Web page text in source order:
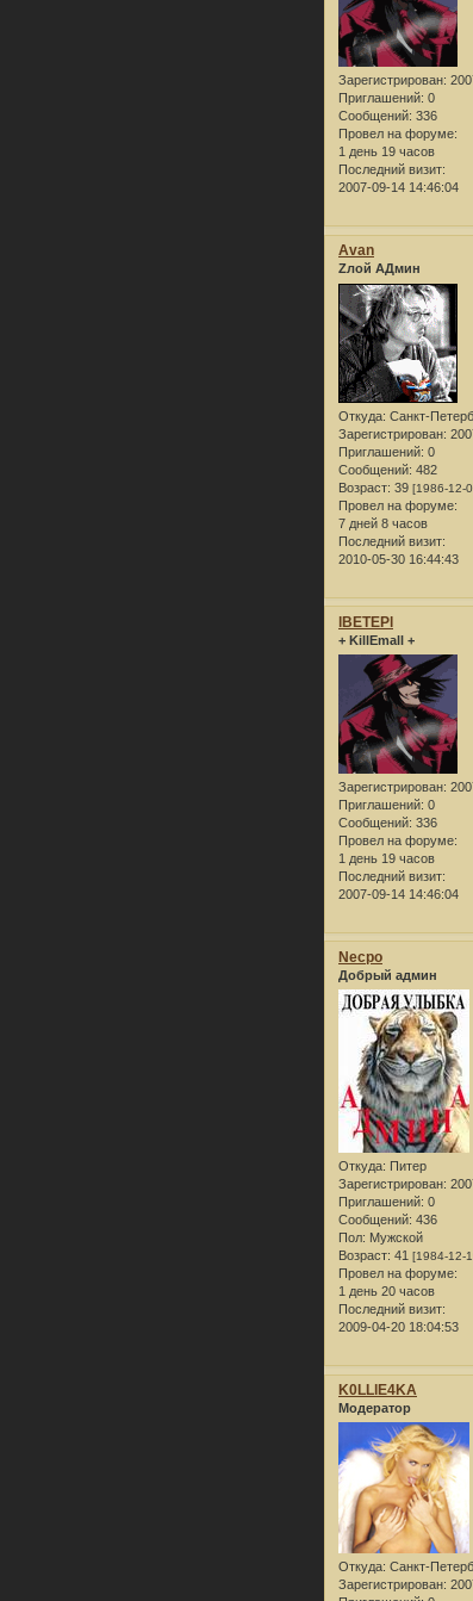
Зарегистрирован:
Приглашений: 0
Сообщений: 336
Провел на форуме:
1 день 19 часов
Последний визит:
2007-09-14 14:46:04
Avan
Zлой АДмин
Откуда: Санкт-
Зарегистрирован:
Приглашений: 0
Сообщений: 482
Возраст: 39 [1986-12-
Провел на форуме:
7 дней 8 часов
Последний визит:
2010-05-30 16:44:43
lBETEPl
+ KillEmall +
Зарегистрирован:
Приглашений: 0
Сообщений: 336
Провел на форуме:
1 день 19 часов
Последний визит:
2007-09-14 14:46:04
Necpo
Добрый админ
Откуда: Питер
Зарегистрирован:
Приглашений: 0
Сообщений: 436
Пол: Мужской
Возраст: 41 [1984-12-
Провел на форуме:
1 день 20 часов
Последний визит:
2009-04-20 18:04:53
K0LLlE4KA
Модератор
Откуда: Санкт-
Зарегистрирован: